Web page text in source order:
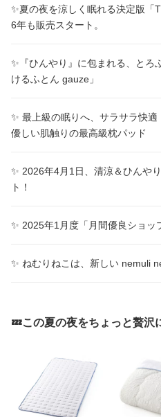
✨夏の夜を涼しく眠れる決定版「
6年も販売スタート。
✨『ひんやり』に包まれる、とろ
けるふとん gauze」
✨ 最上級の眠りへ、サラサラ快
優しい肌触りの最高級枕パッド
✨ 2026年4月1日、清涼＆ひんや
ト！
✨ 2025年1月度「月間優良ショッ
✨ ねむりねこは、新しい nemuli
💤この夏の夜をちょっと贅沢